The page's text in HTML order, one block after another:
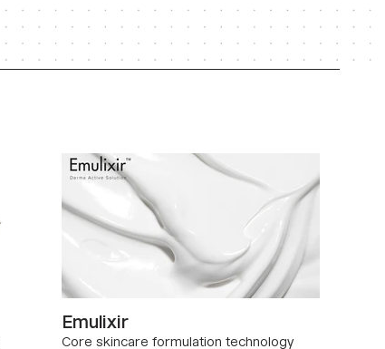
Emulixir
Core skincare formulation technology